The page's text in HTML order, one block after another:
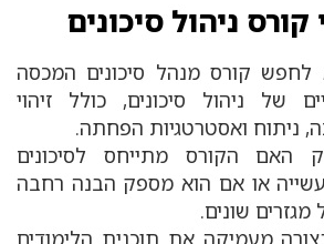
ולוודא שהם עומדים
בסטנדרטים אשר
יאפשרו להם לבצע
את התפקיד המצופה
מהם בצורה הטובה
ביותר. היכרות עם
הארגון, יכולה לספק
לכם מידע חשוב
ומהותי אשר יסייע
לכם בבחירת הקורס
המתאים ולא פחות
ניהול סיכונים
קורס מנהל סיכונים המכסה
של ניהול סיכונים, כולל זיהוי
ניתוח ואסטרטגיות הפחתה.
האם הקורס מתייחס לסיכונים
או אם הוא מספק הבנה רחבה
שונים.
מעמיקה את תוכנית הלימודים